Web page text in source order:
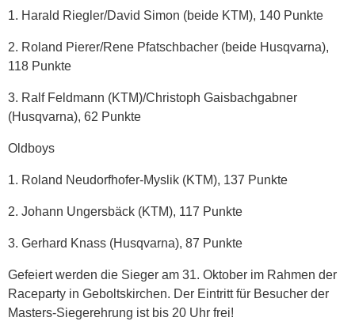
1. Harald Riegler/David Simon (beide KTM), 140 Punkte
2. Roland Pierer/Rene Pfatschbacher (beide Husqvarna),
118 Punkte
3. Ralf Feldmann (KTM)/Christoph Gaisbachgabner
(Husqvarna), 62 Punkte
Oldboys
1. Roland Neudorfhofer-Myslik (KTM), 137 Punkte
2. Johann Ungersbäck (KTM), 117 Punkte
3. Gerhard Knass (Husqvarna), 87 Punkte
Gefeiert werden die Sieger am 31. Oktober im Rahmen der
Raceparty in Geboltskirchen. Der Eintritt für Besucher der
Masters-Siegerehrung ist bis 20 Uhr frei!